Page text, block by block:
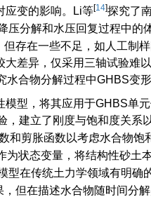
应变的影响。Li等[14]探究了
压分解和水压回复过程中的
存在一些不足，如人工制
差异，仅采用三轴试验难
合物分解过程中GHBS变形
型，将其应用于GHBS单
，建立了刚度与饱和度关系
和剪胀函数以考虑水合物
为状态变量，将结构性砂土
型在传统土力学领域有明确
但在描述水合物随时间分